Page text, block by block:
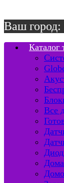
Ваш
Каталог
Все